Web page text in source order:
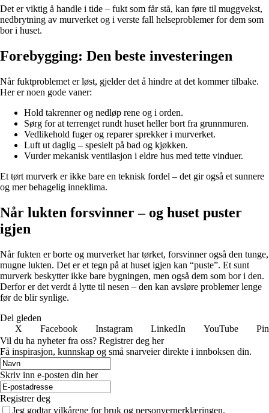
Det er viktig å handle i tide – fukt som får stå, kan føre til muggvekst,
nedbrytning av murverket og i verste fall helseproblemer for dem som
bor i huset.
Forebygging: Den beste investeringen
Når fuktproblemet er løst, gjelder det å hindre at det kommer tilbake.
Her er noen gode vaner:
Hold takrenner og nedløp rene og i orden.
Sørg for at terrenget rundt huset heller bort fra grunnmuren.
Vedlikehold fuger og reparer sprekker i murverket.
Luft ut daglig – spesielt på bad og kjøkken.
Vurder mekanisk ventilasjon i eldre hus med tette vinduer.
Et tørt murverk er ikke bare en teknisk fordel – det gir også et sunnere
og mer behagelig inneklima.
Når lukten forsvinner – og huset puster
igjen
Når fukten er borte og murverket har tørket, forsvinner også den tunge,
mugne lukten. Det er et tegn på at huset igjen kan “puste”. Et sunt
murverk beskytter ikke bare bygningen, men også dem som bor i den.
Derfor er det verdt å lytte til nesen – den kan avsløre problemer lenge
før de blir synlige.
Del gleden
X
Facebook Instagram LinkedIn YouTube
Vil du ha nyheter fra oss? Registrer deg her
Få inspirasjon, kunnskap og små snarveier direkte i innboksen din.
Skriv inn e-posten din her
Registrer deg
Jeg godtar vilkårene for bruk og personvernerklæringen.